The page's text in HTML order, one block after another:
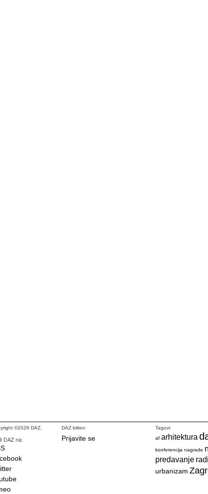
©2026 DAZ.
DAZ na:
DAZ bilten:
Prijavite se
Tagovi:
af arhitektura
konferencija nagrade
predavanje
urbanizam